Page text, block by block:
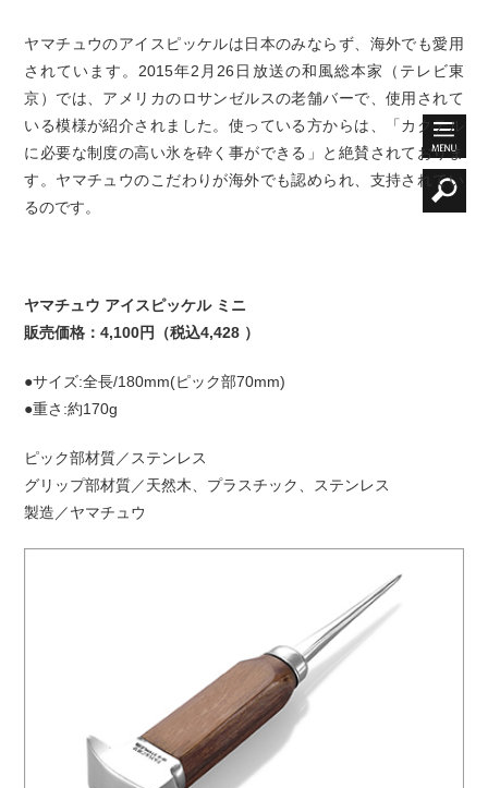
ヤマチュウのアイスピッケルは日本のみならず、海外でも愛用
されています。2015年2月26日放送の和風総本家（テレビ東
京）では、アメリカのロサンゼルスの老舗バーで、使用されて
いる模様が紹介されました。使っている方からは、「カクテル
に必要な制度の高い氷を砕く事ができる」と絶賛されておりま
す。ヤマチュウのこだわりが海外でも認められ、支持されてい
るのです。
ヤマチュウ アイスピッケル ミニ
販売価格：4,100円（税込4,428 ）
●サイズ:全長/180mm(ピック部70mm)
●重さ:約170g
ピック部材質／ステンレス
グリップ部材質／天然木、プラスチック、ステンレス
製造／ヤマチュウ